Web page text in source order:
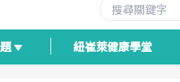
紐崔萊健康學堂